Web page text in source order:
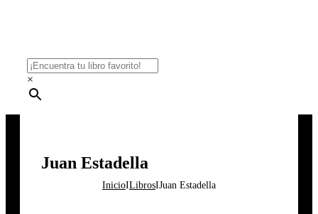
×
Juan Estadella
InicioILibrosIJuan Estadella